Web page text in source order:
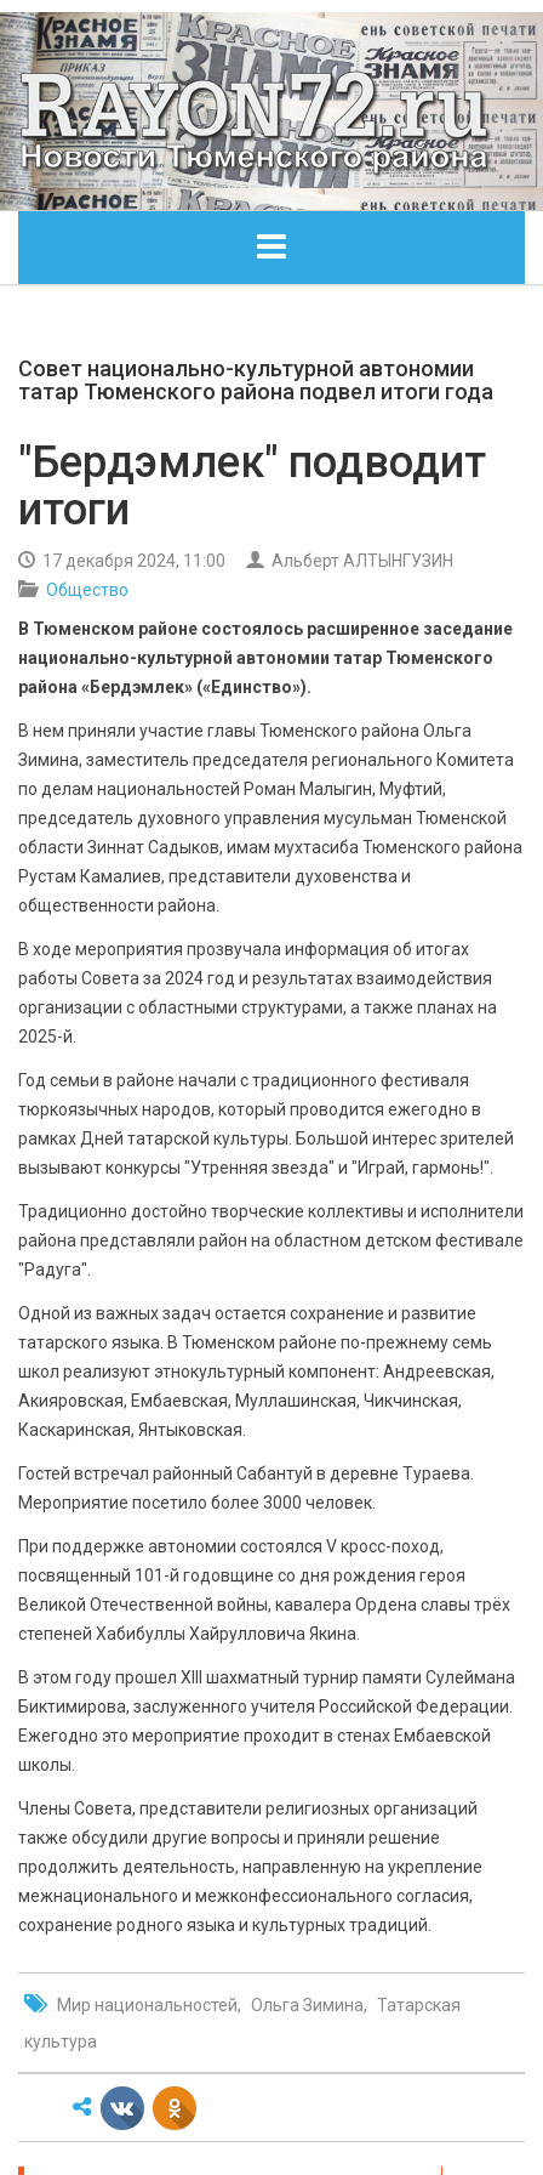
ОБЩЕСТВО
КУЛЬТУРА
БЕЗОПАСНОСТЬ
СПОРТ
АРХИВ PDF
Совет национально-культурной автономии
татар Тюменского района подвел итоги года
"Бердэмлек" подводит
итоги
17 декабря 2024, 11:00
Альберт АЛТЫНГУЗИН
Общество
В Тюменском районе состоялось расширенное заседание
национально-культурной автономии татар Тюменского
района «Бердэмлек» («Единство»).
В нем приняли участие главы Тюменского района Ольга
Зимина, заместитель председателя регионального Комитета
по делам национальностей Роман Малыгин, Муфтий,
председатель духовного управления мусульман Тюменской
области Зиннат Садыков, имам мухтасиба Тюменского района
Рустам Камалиев, представители духовенства и
общественности района.
В ходе мероприятия прозвучала информация об итогах
работы Совета за 2024 год и результатах взаимодействия
организации с областными структурами, а также планах на
2025-й.
Год семьи в районе начали с традиционного фестиваля
тюркоязычных народов, который проводится ежегодно в
рамках Дней татарской культуры. Большой интерес зрителей
вызывают конкурсы "Утренняя звезда" и "Играй, гармонь!".
Традиционно достойно творческие коллективы и исполнители
района представляли район на областном детском фестивале
"Радуга".
Одной из важных задач остается сохранение и развитие
татарского языка. В Тюменском районе по-прежнему семь
школ реализуют этнокультурный компонент: Андреевская,
Акияровская, Ембаевская, Муллашинская, Чикчинская,
Каскаринская, Янтыковская.
Гостей встречал районный Сабантуй в деревне Тураева.
Мероприятие посетило более 3000 человек.
При поддержке автономии состоялся V кросс-поход,
посвященный 101-й годовщине со дня рождения героя
Великой Отечественной войны, кавалера Ордена славы трёх
степеней Хабибуллы Хайрулловича Якина.
В этом году прошел XIII шахматный турнир памяти Сулеймана
Биктимирова, заслуженного учителя Российской Федерации.
Ежегодно это мероприятие проходит в стенах Ембаевской
школы.
Члены Совета, представители религиозных организаций
также обсудили другие вопросы и приняли решение
продолжить деятельность, направленную на укрепление
межнационального и межконфессионального согласия,
сохранение родного языка и культурных традиций.
Мир национальностей Ольга Зимина
Татарская
культура